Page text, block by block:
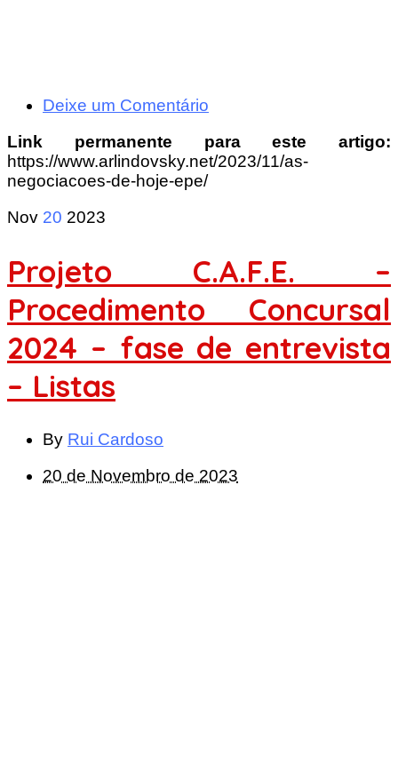
Deixe um Comentário
Link permanente para este artigo:
https://www.arlindovsky.net/2023/11/as-
negociacoes-de-hoje-epe/
Nov 20 2023
Projeto C.A.F.E. –
Procedimento Concursal
2024 – fase de entrevista
– Listas
By Rui Cardoso
20 de Novembro de 2023